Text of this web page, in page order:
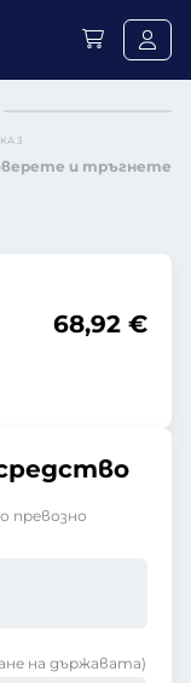
3
и тръгнете
68,92 €
превозно
на държавата)